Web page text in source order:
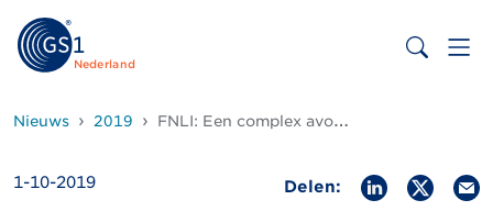
Nederland
Nieuws 2019 FNLI: Een complex avontuur. Het zal met kleine stapjes gaan
1-10-2019 Delen: